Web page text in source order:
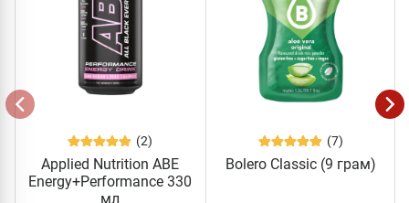
(2)
Applied Nutrition ABE
Energy+Performance 330
мл
(7)
Bolero Classic (9 грам)